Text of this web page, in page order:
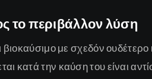
το περιβάλλον λύση
βιοκαύσιμο με σχεδόν
κατά την καύση του είναι